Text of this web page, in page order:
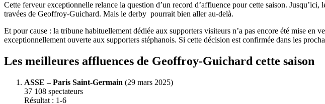
Cette ferveur exceptionnelle relance la question d’un record d’affluence pour cette saison.
travées de Geoffroy-Guichard. Mais le derby pourrait bien aller au-delà.
Et pour cause : la tribune habituellement dédiée aux supporters visiteurs n’a pas encore été mise
exceptionnellement ouverte aux supporters stéphanois. Si cette décision est confirmée dans les
Les meilleures affluences de Geoffroy-Guichard cette saison
ASSE – Paris Saint-Germain (29 mars 2025)
37 108 spectateurs
Résultat : 1-6